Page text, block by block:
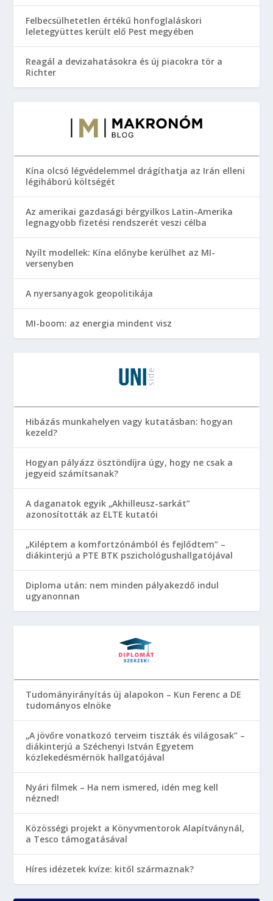
Felbecsülhetetlen értékű honfoglaláskori
leletegyüttes került elő Pest megyében
Reagál a devizahatásokra és új piacokra tör a
Richter
Kína olcsó légvédelemmel drágíthatja az Irán elleni
légiháború költségét
Az amerikai gazdasági bérgyilkos Latin-Amerika
legnagyobb fizetési rendszerét veszi célba
Nyílt modellek: Kína előnybe kerülhet az MI-
versenyben
A nyersanyagok geopolitikája
MI-boom: az energia mindent visz
Hibázás munkahelyen vagy kutatásban: hogyan
kezeld?
Hogyan pályázz ösztöndíjra úgy, hogy ne csak a
jegyeid számítsanak?
A daganatok egyik „Akhilleusz-sarkát”
azonosították az ELTE kutatói
„Kiléptem a komfortzónámból és fejlődtem” –
diákinterjú a PTE BTK pszichológushallgatójával
Diploma után: nem minden pályakezdő indul
ugyanonnan
Tudományirányítás új alapokon – Kun Ferenc a DE
tudományos elnöke
„A jövőre vonatkozó terveim tiszták és világosak” –
diákinterjú a Széchenyi István Egyetem
közlekedésmérnök hallgatójával
Nyári filmek – Ha nem ismered, idén meg kell
nézned!
Közösségi projekt a Könyvmentorok Alapítványnál,
a Tesco támogatásával
Híres idézetek kvíze: kitől származnak?